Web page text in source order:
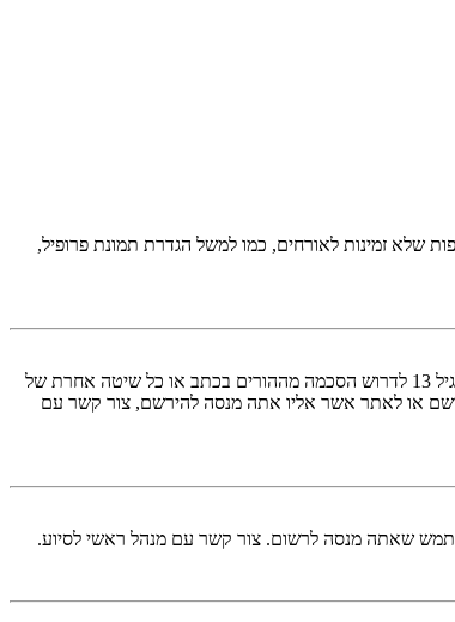
זמינות לאורחים, כמו למשל הגדרת תמונת פרופיל,
COPPA, או החוק לפרטיות והגנה המקוונת של הילד של 1998, הוא חוק בארצות הברית הדורש מאתרים ברשת אשר יכולים לאסוף מידע מקטינים מתחת לגיל 13 לדרוש הסכמה מההורים בכתב או כל שיטה אחרת של
חוק זה חל לגביך בתור מישהו המנסה להירשם או לאתר אשר אליו אתה מנסה להירשם, צור קשר עם